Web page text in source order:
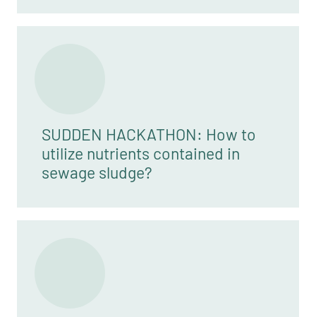
SUDDEN HACKATHON: How to
utilize nutrients contained in
sewage sludge?